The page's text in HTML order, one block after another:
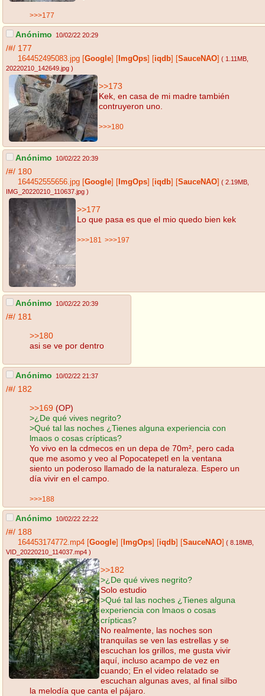
>>>177
Anónimo 10/02/22 20:29
/#/ 177
164452495083.jpg Google ImgOps iqdb SauceNAO ( 1.11MB
20220210_142649.jpg )
>>173
Kek, en casa de mi madre también
contruyeron uno.
>>>180
Anónimo 10/02/22 20:39
/#/ 180
164452555656.jpg Google ImgOps iqdb SauceNAO ( 2.19MB
IMG_20220210_110637.jpg )
>>177
Lo que pasa es que el mio quedo bien kek
>>>181 >>>197
Anónimo 10/02/22 20:39
/#/ 181
>>180
asi se ve por dentro
Anónimo 10/02/22 21:37
/#/ 182
>>169 (OP)
>¿De qué vives negrito?
>Qué tal las noches ¿Tienes alguna experiencia con
lmaos o cosas crípticas?
Yo vivo en la cdmecos en un depa de 70m², pero cada
que me asomo y veo al Popocatepetl en la ventana
siento un poderoso llamado de la naturaleza. Espero un
día vivir en el campo.
>>>188
Anónimo 10/02/22 22:22
/#/ 188
164453174772.mp4 Google ImgOps iqdb SauceNAO ( 8.18MB
VID_20220210_114037.mp4 )
>>182
>¿De qué vives negrito?
Solo estudio
>Qué tal las noches ¿Tienes alguna
experiencia con lmaos o cosas
crípticas?
No realmente, las noches son
tranquilas se ven las estrellas y se
escuchan los grillos, me gusta vivir
aquí, incluso acampo de vez en
cuando; En el video relatado se
escuchan algunas aves, al final silbo
la melodía que canta el pájaro.